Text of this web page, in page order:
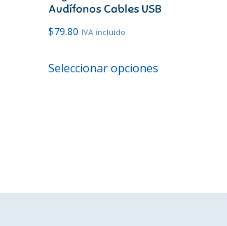
Audífonos Cables USB
$79.80 IVA incluido
Seleccionar opcionesproducto
se